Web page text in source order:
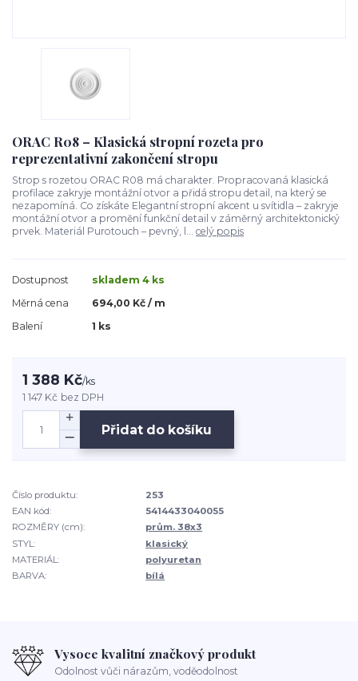
ORAC R08 – Klasická stropní rozeta pro
reprezentativní zakončení stropu
Strop s rozetou ORAC R08 má charakter. Propracovaná klasická
profilace zakryje montážní otvor a přidá stropu detail, na který se
nezapomíná. Co získáte Elegantní stropní akcent u svítidla – zakryje
montážní otvor a promění funkční detail v záměrný architektonický
prvek. Materiál Purotouch – pevný, l... celý popis
Dostupnost
skladem 4 ks
Měrná cena
694,00 Kč / m
Balení
1 ks
1 388 Kč/ks
1 147 Kč bez DPH
Přidat do košíku
Číslo produktu:
253
EAN kód:
5414433040055
ROZMĚRY (cm):
prům. 38x3
STYL:
klasický
MATERIÁL:
polyuretan
BARVA:
bílá
Vysoce kvalitní značkový produkt
Odolnost vůči nárazům, voděodolnost